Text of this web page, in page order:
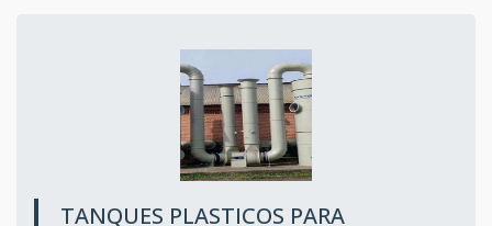
TANQUES PLASTICOS PARA